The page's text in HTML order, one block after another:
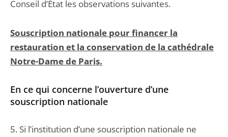
Conseil d’État les observations suivantes.
Souscription nationale pour financer la
restauration et la conservation de la cathédrale
Notre-Dame de Paris.
En ce qui concerne l’ouverture d’une
souscription nationale
5. Si l’institution d’une souscription nationale ne